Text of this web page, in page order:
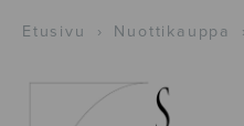
Etusivu › Nuottikauppa